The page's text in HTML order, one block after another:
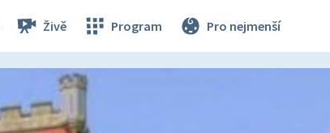
Živě Program Pro nejmenší